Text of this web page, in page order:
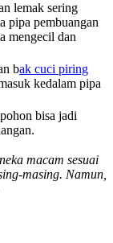
lemak sering
pipa pembuangan
mengecil dan
bak cuci piring
kedalam pipa
bisa jadi
macam sesuai
masing. Namun,